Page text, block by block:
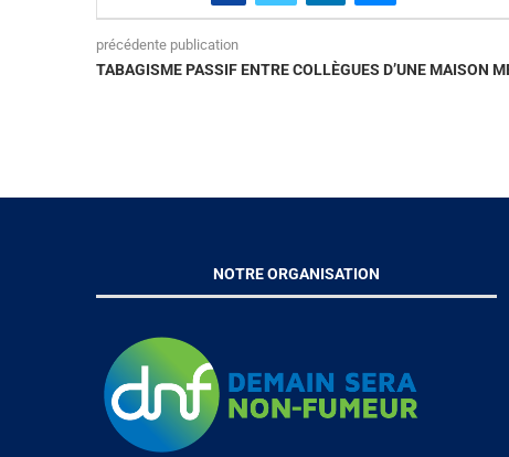
précédente publication
TABAGISME PASSIF ENTRE COLLÈGUES D’UNE MAISON
NOTRE ORGANISATION